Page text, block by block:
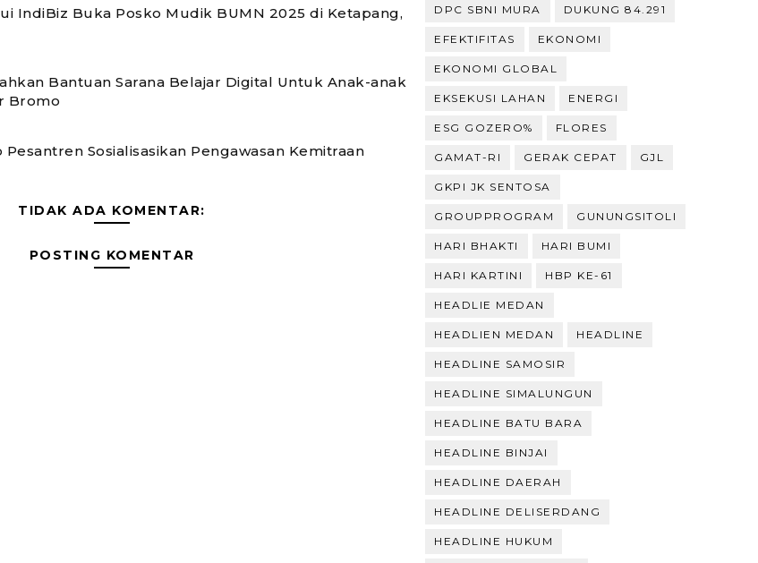
IndiBiz Buka Posko Mudik BUMN 2025 di Ketapang,
Bantuan Sarana Belajar Digital Untuk Anak-anak
Bromo
Pesantren Sosialisasikan Pengawasan Kemitraan
TIDAK ADA KOMENTAR:
POSTING KOMENTAR
DPC SBNI MURA DUKUNG 84.291
EFEKTIFITAS EKONOMI
EKONOMI GLOBAL
EKSEKUSI LAHAN ENERGI
ESG GOZERO% FLORES
GAMAT-RI GERAK CEPAT GJL
GKPI JK SENTOSA
GROUPPROGRAM GUNUNGSITOLI
HARI BHAKTI HARI BUMI
HARI KARTINI HBP KE-61
HEADLIE MEDAN
HEADLIEN MEDAN HEADLINE
HEADLINE SAMOSIR
HEADLINE SIMALUNGUN
HEADLINE BATU BARA
HEADLINE BINJAI
HEADLINE DAERAH
HEADLINE DELISERDANG
HEADLINE HUKUM